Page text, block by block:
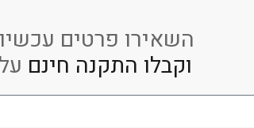
השאירו פרטים
וקבלו התקנה חינם